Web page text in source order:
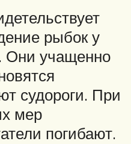
рыбок у
Они учащенно
судороги. При
мер
погибают.